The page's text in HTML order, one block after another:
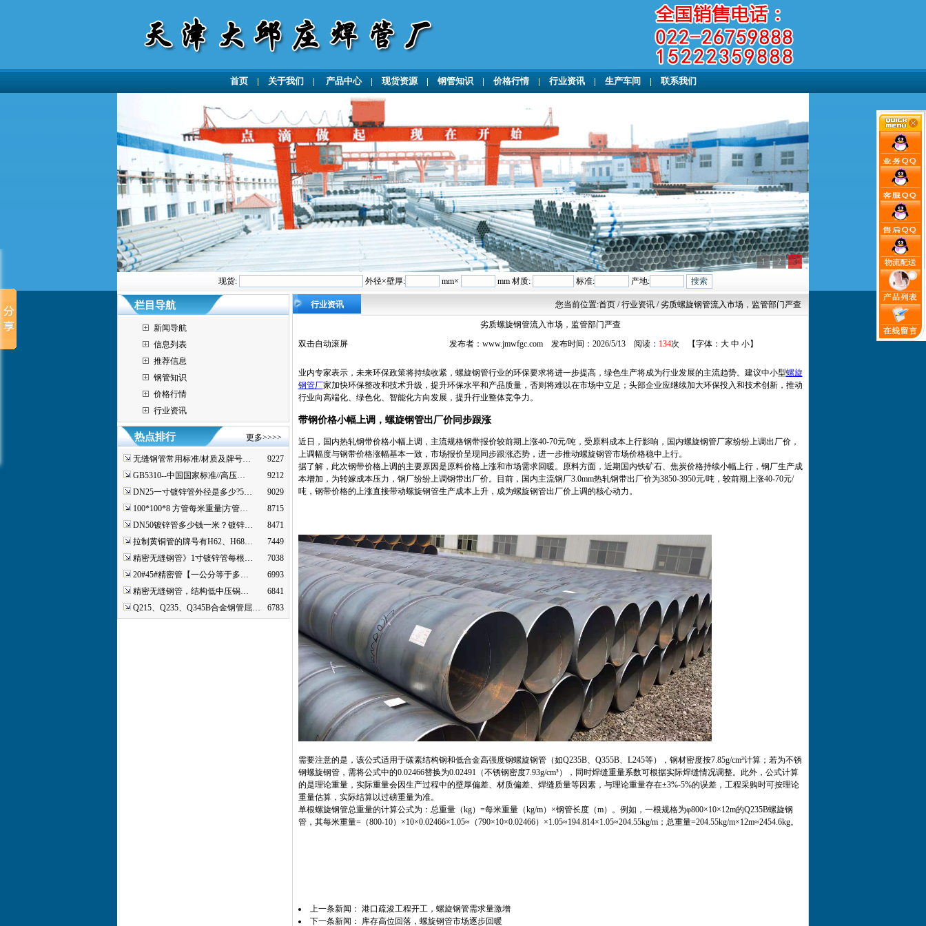
首页| 关于我们 | 产品中心| 现货资源| 钢管知识| 价格行情| 行业资讯| 生产车间 | 联系我们
1 2
3
现货:
外径×壁厚: mm× mm 材质: 标准: 产地:
栏目导航
新闻导航
信息列表
推荐信息
钢管知识
价格行情
行业资讯
热点排行 更多>>>>
无缝钢管常用标准/材质及牌号…
9227
GB5310--中国国家标准//高压…
9212
DN25一寸镀锌管外径是多少?5…
9029
100*100*8 方管每米重量|方管…
8715
DN50镀锌管多少钱一米？镀锌…
8471
拉制黄铜管的牌号有H62、H68…
7449
精密无缝钢管》1寸镀锌管每根…
7038
20#45#精密管【一公分等于多…
6993
精密无缝钢管，结构低中压锅…
6841
Q215、Q235、Q345B合金钢管屈…
6783
行业资讯 您当前位置:首页 / 行业资讯 / 劣质螺旋钢管流入市场，监管部门严查
劣质螺旋钢管流入市场，监管部门严查
双击自动滚屏
发布者：www.jmwfgc.com 发布时间：2026/5/13 阅读： 134次 【字体： 大 中 小】
业内专家表示，未来环保政策将持续收紧，螺旋钢管行业的环保要求将进一步提高，绿色生产将成为行业发展的主流趋势。建议中小型螺旋
钢管厂家加快环保整改和技术升级，提升环保水平和产品质量，否则将难以在市场中立足；头部企业应继续加大环保投入和技术创新，推动
行业向高端化、绿色化、智能化方向发展，提升行业整体竞争力。
带钢价格小幅上调，螺旋钢管出厂价同步跟涨
近日，国内热轧钢带价格小幅上调，主流规格钢带报价较前期上涨40-70元/吨，受原料成本上行影响，国内螺旋钢管厂家纷纷上调出厂价，
上调幅度与钢带价格涨幅基本一致，市场报价呈现同步跟涨态势，进一步推动螺旋钢管市场价格稳中上行。
据了解，此次钢带价格上调的主要原因是原料价格上涨和市场需求回暖。原料方面，近期国内铁矿石、焦炭价格持续小幅上行，钢厂生产成
本增加，为转嫁成本压力，钢厂纷纷上调钢带出厂价。目前，国内主流钢厂3.0mm热轧钢带出厂价为3850-3950元/吨，较前期上涨40-70元/
吨，钢带价格的上涨直接带动螺旋钢管生产成本上升，成为螺旋钢管出厂价上调的核心动力。
需要注意的是，该公式适用于碳素结构钢和低合金高强度钢螺旋钢管（如Q235B、Q355B、L245等），钢材密度按7.85g/cm³计算；若为不锈
钢螺旋钢管，需将公式中的0.02466替换为0.02491（不锈钢密度7.93g/cm³），同时焊缝重量系数可根据实际焊缝情况调整。此外，公式计算
的是理论重量，实际重量会因生产过程中的壁厚偏差、材质偏差、焊缝质量等因素，与理论重量存在±3%-5%的误差，工程采购时可按理论
重量估算，实际结算以过磅重量为准。
单根螺旋钢管总重量的计算公式为：总重量（kg）=每米重量（kg/m）×钢管长度（m）。例如，一根规格为φ800×10×12m的Q235B螺旋钢
管，其每米重量=（800-10）×10×0.02466×1.05≈（790×10×0.02466）×1.05≈194.814×1.05≈204.55kg/m；总重量=204.55kg/m×12m≈2454.6kg。
上一条新闻： 港口疏浚工程开工，螺旋钢管需求量激增
下一条新闻：
库存高位回落，螺旋钢管市场逐步回暖